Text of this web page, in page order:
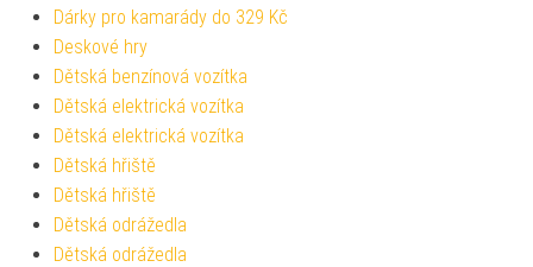
Dárky pro kamarády do 329 Kč
Deskové hry
Dětská benzínová vozítka
Dětská elektrická vozítka
Dětská elektrická vozítka
Dětská hřiště
Dětská hřiště
Dětská odrážedla
Dětská odrážedla